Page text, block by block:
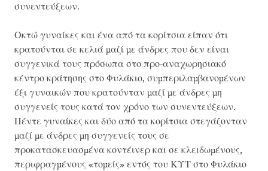
συνεντεύξεων.
Οκτώ γυναίκες και ένα από τα κορίτσια είπαν ότι
κρατούνται σε κελιά μαζί με άνδρες που δεν είναι
συγγενικά τους πρόσωπα στο προ-αναχωρησιακό
κέντρο κράτησης στο Φυλάκιο, συμπεριλαμβανομένων
έξι γυναικών που κρατούνταν μαζί με άνδρες μη
συγγενείς τους κατά τον χρόνο των συνεντεύξεων.
Πέντε γυναίκες και δύο από τα κορίτσια στεγάζονταν
μαζί με άνδρες μη συγγενείς τους σε
προκατασκευασμένα κοντέινερ και σε κλειδωμένους,
περιφραγμένους «τομείς» εντός του ΚΥΤ στο Φυλάκιο